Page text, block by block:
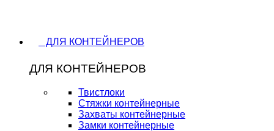
ДЛЯ КОНТЕЙНЕРОВ
ДЛЯ КОНТЕЙНЕРОВ
Твистлоки
Стяжки контейнерные
Захваты контейнерные
Замки контейнерные